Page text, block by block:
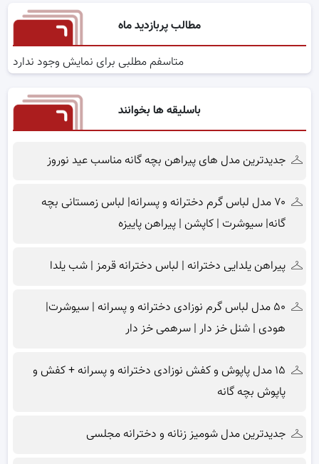
مطالب پربازدید ماه
متاسفم مطلبی برای نمایش وجود ندارد
باسلیقه ها بخوانند
جدیدترین مدل های پیراهن بچه گانه مناسب عید نوروز
۷۰ مدل لباس گرم دخترانه و پسرانه| لباس زمستانی بچه
گانه| سیوشرت | کاپشن | پیراهن پاییزه
پیراهن یلدایی دخترانه | لباس دخترانه قرمز | شب یلدا
۵۰ مدل لباس گرم نوزادی دخترانه و پسرانه | سیوشرت|
هودی | شنل خز دار | سرهمی خز دار
۱۵ مدل پاپوش و کفش نوزادی دخترانه و پسرانه + کفش و
پاپوش بچه گانه
جدیدترین مدل شومیز زنانه و دخترانه مجلسی